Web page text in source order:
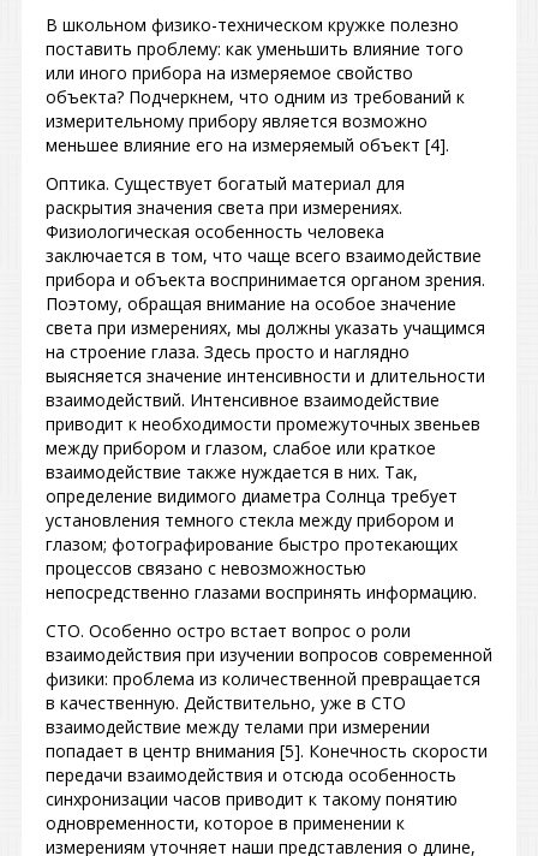
В школьном физико-техническом кружке полезно
поставить проблему: как уменьшить влияние того
или иного прибора на измеряемое свойство
объекта? Подчеркнем, что одним из требований к
измерительному прибору является возможно
меньшее влияние его на измеряемый объект [4].
Оптика. Существует богатый материал для
раскрытия значения света при измерениях.
Физиологическая особенность человека
заключается в том, что чаще всего взаимодействие
прибора и объекта воспринимается органом зрения.
Поэтому, обращая внимание на особое значение
света при измерениях, мы должны указать учащимся
на строение глаза. Здесь просто и наглядно
выясняется значение интенсивности и длительности
взаимодействий. Интенсивное взаимодействие
приводит к необходимости промежуточных звеньев
между прибором и глазом, слабое или краткое
взаимодействие также нуждается в них. Так,
определение видимого диаметра Солнца требует
установления темного стекла между прибором и
глазом; фотографирование быстро протекающих
процессов связано с невозможностью
непосредственно глазами воспринять информацию.
СТО. Особенно остро встает вопрос о роли
взаимодействия при изучении вопросов современной
физики: проблема из количественной превращается
в качественную. Действительно, уже в СТО
взаимодействие между телами при измерении
попадает в центр внимания [5]. Конечность скорости
передачи взаимодействия и отсюда особенность
синхронизации часов приводит к такому понятию
одновременности, которое в применении к
измерениям уточняет наши представления о длине,